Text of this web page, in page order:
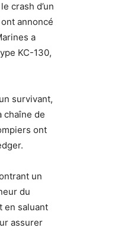
crash d’un
annoncé
a
KC-130,
survivant,
chaîne de
ont
un
du
en saluant
assurer